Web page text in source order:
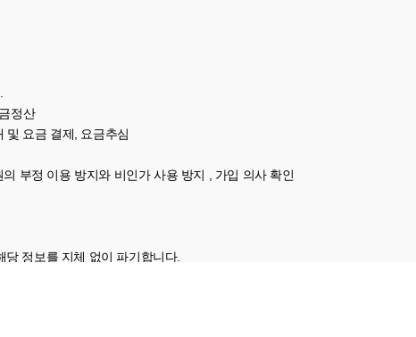
정산
및 요금 결제, 요금추심
부정 이용 방지와 비인가 사용 방지 , 가입 의사 확인
정보를 지체 없이 파기합니다.